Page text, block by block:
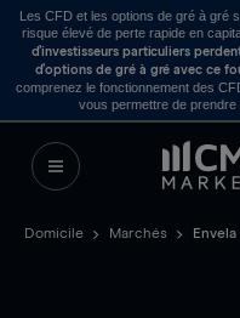
Les CFD et les options de gré à gré
risque élevé de perte rapide en
d’investisseurs particuliers
d’options de gré à gré avec ce
comprenez le fonctionnement des
vous permettre de prendre
Domicile Marchés